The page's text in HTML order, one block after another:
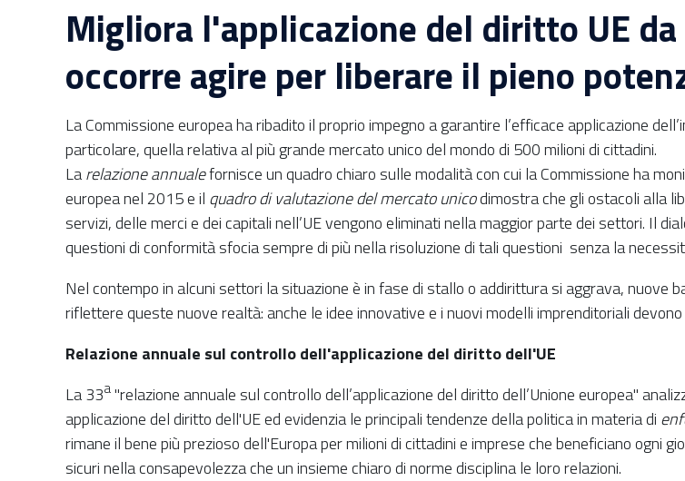
Migliora l'applicazione del diritto UE
occorre agire per liberare il pieno
La Commissione europea ha ribadito il proprio impegno a garantire l’efficace applicazione
particolare, quella relativa al più grande mercato unico del mondo di 500 milioni di cittadini.
Larelazione annualefornisce un quadro chiaro sulle modalità con cui la Commissione ha
europea nel 2015 e il quadro di valutazione del mercato unicodimostra che gli ostacoli alla
servizi, delle merci e dei capitali nell’UE vengono eliminati nella maggior parte dei settori. Il
questioni di conformità sfocia sempre di più nella risoluzione di tali questioni senza la
Nel contempo in alcuni settori la situazione è in fase di stallo o addirittura si aggrava, nuove
riflettere queste nuove realtà: anche le idee innovative e i nuovi modelli imprenditoriali
Relazione annuale sul controllo dell'applicazione del diritto dell'UE
La 33a"relazione annuale sul controllo dell’applicazione del diritto dell’Unione europea"
applicazione del diritto dell'UE ed evidenzia le principali tendenze della politica in materia di
rimane il bene più prezioso dell'Europa per milioni di cittadini e imprese che beneficiano ogni
sicuri nella consapevolezza che un insieme chiaro di norme disciplina le loro relazioni.